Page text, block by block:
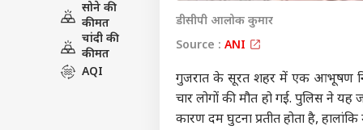
सोने की
कीमत
चांदी की
कीमत
AQI
डीसीपी आलोक कुमार
Source : ANI
गुजरात के सूरत शहर में एक आभूषण
चार लोगों की मौत हो गई. पुलिस ने
कारण दम घुटना प्रतीत होता है,